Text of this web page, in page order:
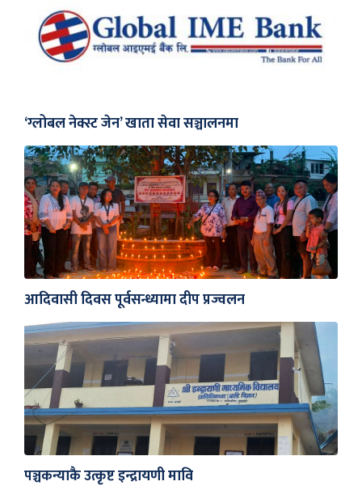
‘ग्लोबल नेक्स्ट जेन’ खाता सेवा सञ्चालनमा
आदिवासी दिवस पूर्वसन्ध्यामा दीप प्रज्वलन
पञ्चकन्याकै उत्कृष्ट इन्द्रायणी मावि